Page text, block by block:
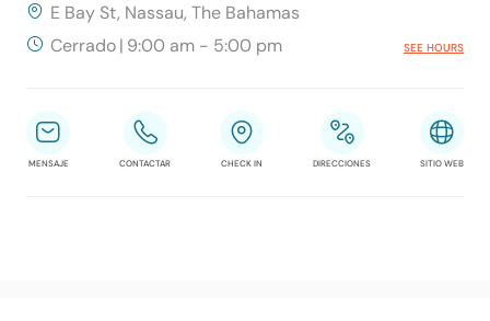
E Bay St, Nassau, The Bahamas
Cerrado| 9:00 am - 5:00 pm SEE HOURS
MENSAJE CONTACTAR CHECK IN DIRECCIONES SITIO WEB